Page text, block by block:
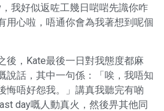
我好似返咗工幾日啱啱先識你咋
用心啦，唔通你會為我著想到呢個
後，Kate最後一日對我態度都麻
說話，其中一句係：「唉，我唔知
悔唔好怨我。」講真我聽完有啲
day嘅人動真火，然後畀其他同